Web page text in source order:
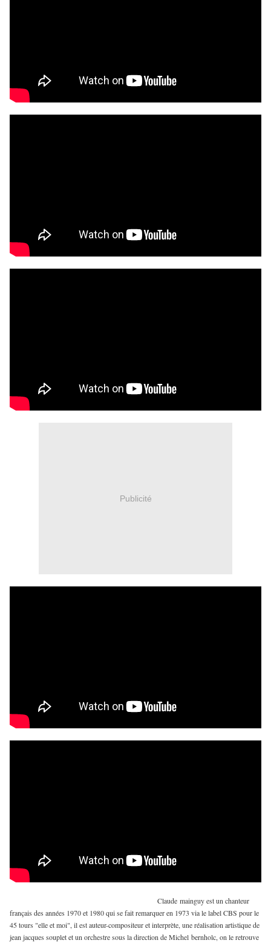
Publicité
Claude mainguy est un chanteur
français des années 1970 et 1980 qui se fait remarquer en 1973 via le label CBS pour le
45 tours "elle et moi", il est auteur-compositeur et interprète, une réalisation artistique de
jean jacques souplet et un orchestre sous la direction de Michel bernholc, on le retrouve